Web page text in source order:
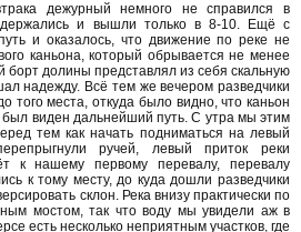
дежурный немного не справился в
и вышли только в 8-10. Ещё с
и оказалось, что движение по реке не
каньона, который обрывается не менее
долины представлял из себя скальную
надежду. Всё тем же вечером разведчики
того места, откуда было видно, что каньон
был виден дальнейший путь. С утра мы этим
тем как начать подниматься на левый
ручей, левый приток реки
к нашему первому перевалу, перевалу
к тому месту, до куда дошли разведчики
склон. Река внизу практически по
мостом, так что воду мы увидели аж в
есть несколько неприятным участков, где